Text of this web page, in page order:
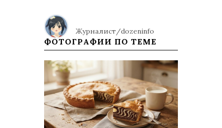
Журналист/dozeninfo
ФОТОГРАФИИ ПО ТЕМЕ